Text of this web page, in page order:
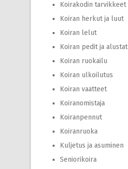
Koirakodin tarvikkeet
Koiran herkut ja luut
Koiran lelut
Koiran pedit ja alustat
Koiran ruokailu
Koiran ulkoilutus
Koiran vaatteet
Koiranomistaja
Koiranpennut
Koiranruoka
Kuljetus ja asuminen
Seniorikoira